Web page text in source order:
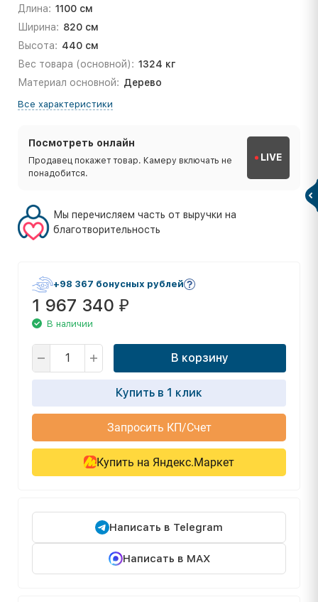
Длина: 1100 см
Ширина: 820 см
Высота: 440 см
Вес товара (основной): 1324 кг
Материал основной: Дерево
Все характеристики
Посмотреть онлайн
Продавец покажет товар. Камеру включать не
понадобится.
LIVE
Мы перечисляем часть от выручки на
благотворительность
+98 367 бонусных рублей
1 967 340 ₽
В наличии
В корзину
Купить в 1 клик
Запросить КП/Счет
Купить на Яндекс.Маркет
Написать в Telegram
Написать в MAX